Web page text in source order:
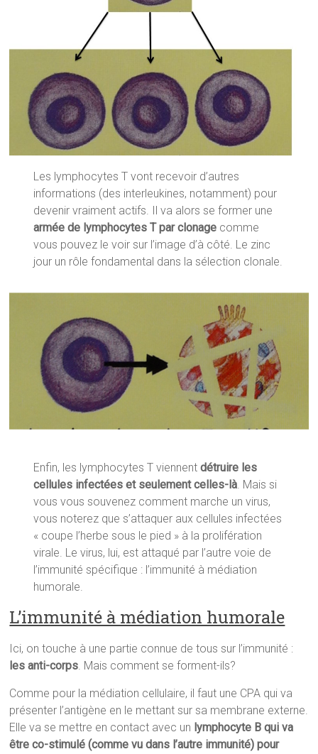
Les lymphocytes T vont recevoir d’autres
informations (des interleukines, notamment) pour
devenir vraiment actifs. Il va alors se former une
armée de lymphocytes T par clonage comme
vous pouvez le voir sur l’image d’à côté. Le zinc
jour un rôle fondamental dans la sélection clonale.
Enfin, les lymphocytes T viennentdétruire les
cellules infectées et seulement celles-là . Mais si
vous vous souvenez comment marche un virus,
vous noterez que s’attaquer aux cellules infectées
« coupe l’herbe sous le pied » à la prolifération
virale. Le virus, lui, est attaqué par l’autre voie de
l’immunité spécifique : l’immunité à médiation
humorale.
L’immunité à médiation humorale
Ici, on touche à une partie connue de tous sur l’immunité :
les anti-corps . Mais comment se forment-ils?
Comme pour la médiation cellulaire, il faut une CPA qui va
présenter l’antigène en le mettant sur sa membrane externe.
Elle va se mettre en contact avec un lymphocyte B qui va
être co-stimulé (comme vu dans l’autre immunité) pour